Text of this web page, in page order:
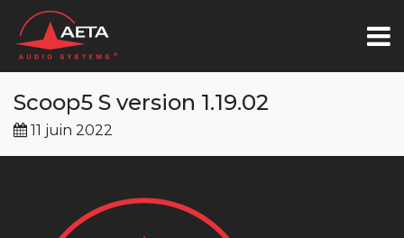
Scoop5 S version 1.19.02
11 juin 2022